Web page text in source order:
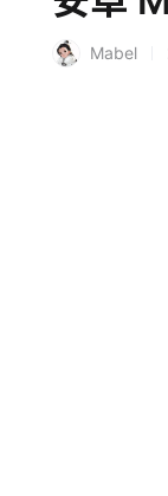
Mabel